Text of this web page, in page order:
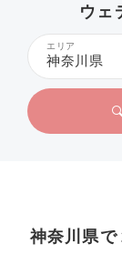
ウェ
エリア
神奈川県
神奈川県で